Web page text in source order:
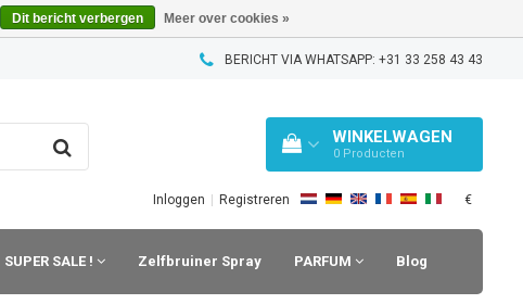
BERICHT VIA WHATSAPP: +31 33 258 43 43
WINKELWAGEN
0 Producten
Inloggen Registreren €
SUPER SALE ! Zelfbruiner Spray PARFUM Blog
Dit bericht verbergen Meer over cookies »